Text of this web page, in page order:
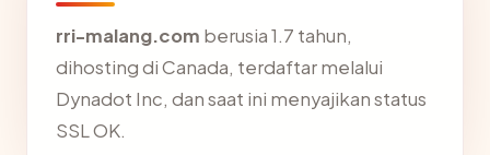
rri-malang.com berusia 1.7 tahun,
dihosting di Canada, terdaftar melalui
Dynadot Inc, dan saat ini menyajikan status
SSL OK.